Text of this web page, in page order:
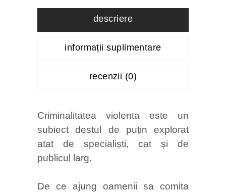
descriere
informații suplimentare
recenzii (0)
Criminalitatea violenta este un
subiect destul de puțin explorat
atat de specialiști, cat și de
publicul larg.
De ce ajung oamenii sa comita